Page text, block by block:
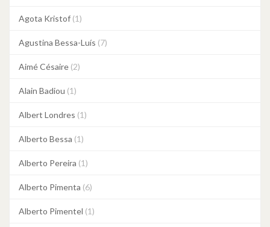
Agota Kristof (1)
Agustina Bessa-Luís (7)
Aimé Césaire (2)
Alain Badiou (1)
Albert Londres (1)
Alberto Bessa (1)
Alberto Pereira (1)
Alberto Pimenta (6)
Alberto Pimentel (1)